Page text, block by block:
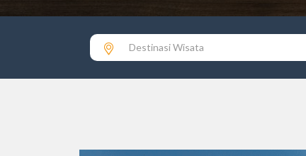
Destinasi Wisata